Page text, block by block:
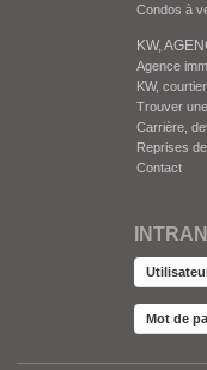
Condos à
KW,
Agence
KW,
Trouver
Carrière,
Reprises
Contact